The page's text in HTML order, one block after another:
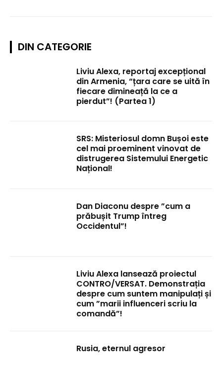
DIN CATEGORIE
Liviu Alexa, reportaj excepțional
din Armenia, “țara care se uită în
fiecare dimineață la ce a
pierdut”! (Partea 1)
SRS: Misteriosul domn Bușoi este
cel mai proeminent vinovat de
distrugerea Sistemului Energetic
Național!
Dan Diaconu despre ”cum a
prăbușit Trump întreg
Occidentul”!
Liviu Alexa lansează proiectul
CONTRO/VERSAT. Demonstrația
despre cum suntem manipulați și
cum ”marii influenceri scriu la
comandă”!
Rusia, eternul agresor